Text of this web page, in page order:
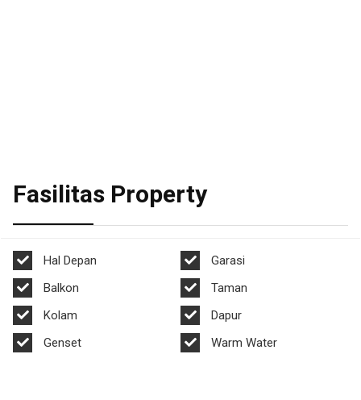
Fasilitas Property
Hal Depan
Garasi
Balkon
Taman
Kolam
Dapur
Genset
Warm Water